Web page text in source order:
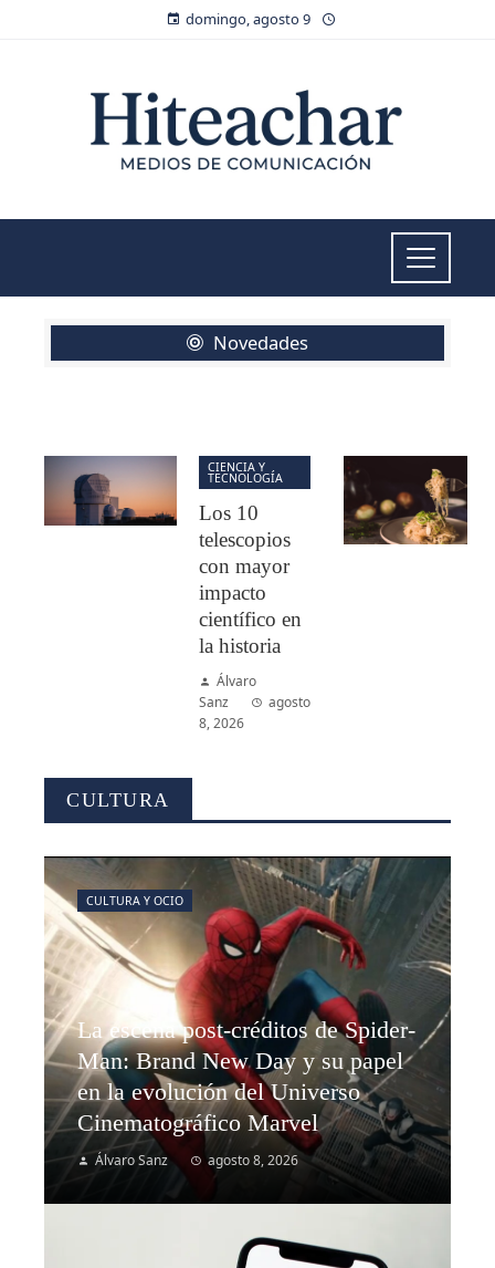
domingo, agosto 9
Novedades
CIENCIA Y
TECNOLOGÍA
Los 10
telescopios
con mayor
impacto
científico en
la historia
Álvaro
Sanz
agosto
8, 2026
CULTURA
La escena post-créditos de Spider-
Man: Brand New Day y su papel
en la evolución del Universo
Cinematográfico Marvel
Álvaro Sanz agosto 8, 2026
CULTURA Y OCIO